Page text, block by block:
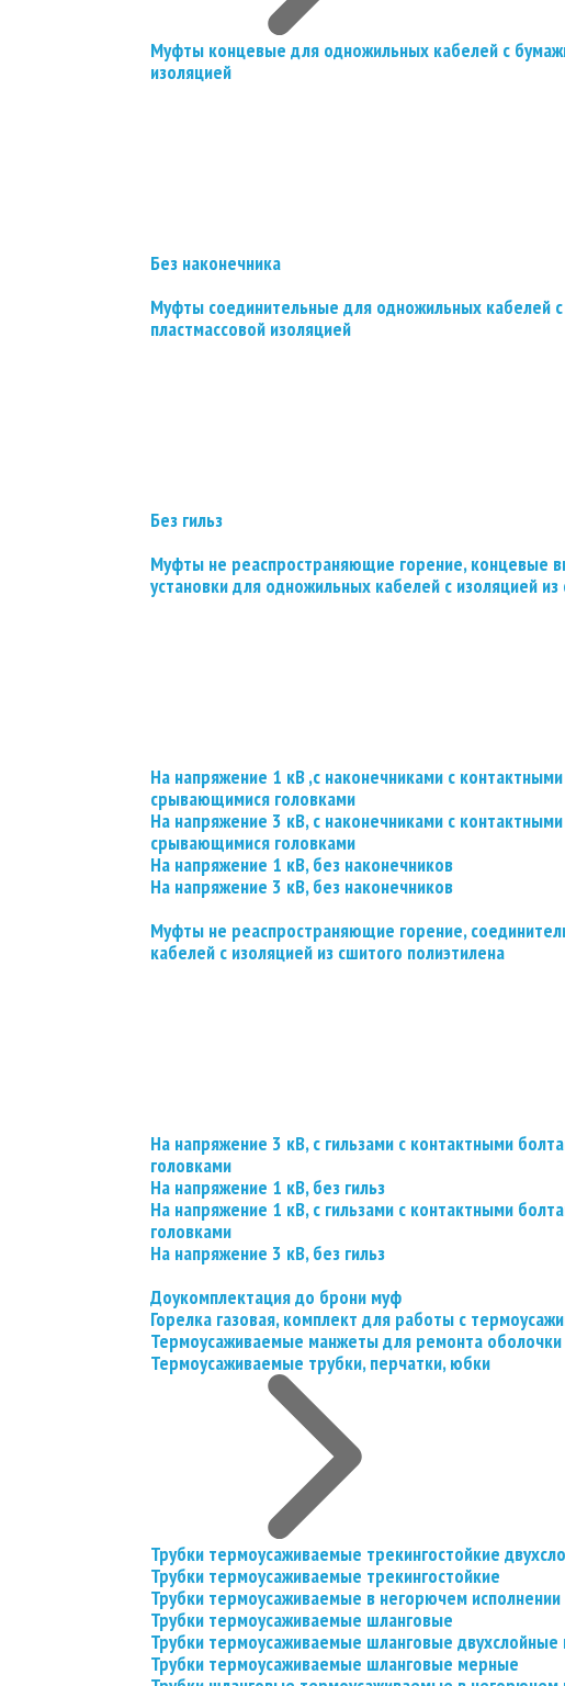
Муфты концевые для одножильных кабелей с
изоляцией
Без наконечника
Муфты соединительные для одножильных кабелей
пластмассовой изоляцией
Без гильз
Муфты не реаспространяющие горение, концевые
установки для одножильных кабелей с изоляцией
На напряжение 1 кВ ,с наконечниками с
срывающимися головками
На напряжение 3 кВ, с наконечниками с
срывающимися головками
На напряжение 1 кВ, без наконечников
На напряжение 3 кВ, без наконечников
Муфты не реаспространяющие горение,
кабелей с изоляцией из сшитого полиэтилена
На напряжение 3 кВ, с гильзами с контактными
головками
На напряжение 1 кВ, без гильз
На напряжение 1 кВ, с гильзами с контактными
головками
На напряжение 3 кВ, без гильз
Доукомплектация до брони муф
Горелка газовая, комплект для работы с
Термоусаживаемые манжеты для ремонта оболочки
Термоусаживаемые трубки, перчатки, юбки
Трубки термоусаживаемые трекингостойкие
Трубки термоусаживаемые трекингостойкие
Трубки термоусаживаемые в негорючем исполнении
Трубки термоусаживаемые шланговые
Трубки термоусаживаемые шланговые
Трубки термоусаживаемые шланговые мерные